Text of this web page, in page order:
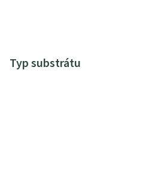
Typ substrátu